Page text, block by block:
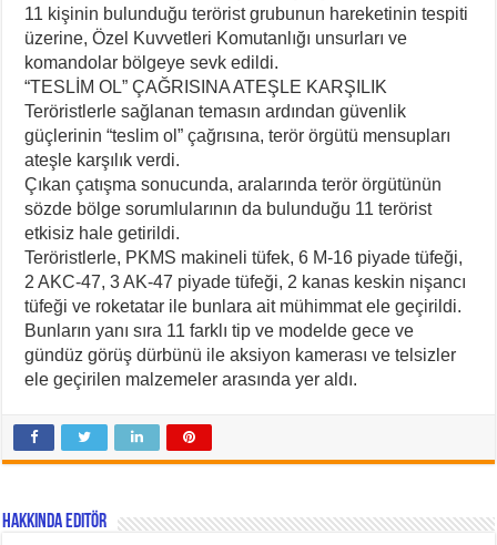
11 kişinin bulunduğu terörist grubunun hareketinin tespiti
üzerine, Özel Kuvvetleri Komutanlığı unsurları ve
komandolar bölgeye sevk edildi.
“TESLİM OL” ÇAĞRISINA ATEŞLE KARŞILIK
Teröristlerle sağlanan temasın ardından güvenlik
güçlerinin “teslim ol” çağrısına, terör örgütü mensupları
ateşle karşılık verdi.
Çıkan çatışma sonucunda, aralarında terör örgütünün
sözde bölge sorumlularının da bulunduğu 11 terörist
etkisiz hale getirildi.
Teröristlerle, PKMS makineli tüfek, 6 M-16 piyade tüfeği,
2 AKC-47, 3 AK-47 piyade tüfeği, 2 kanas keskin nişancı
tüfeği ve roketatar ile bunlara ait mühimmat ele geçirildi.
Bunların yanı sıra 11 farklı tip ve modelde gece ve
gündüz görüş dürbünü ile aksiyon kamerası ve telsizler
ele geçirilen malzemeler arasında yer aldı.
Hakkında Editör